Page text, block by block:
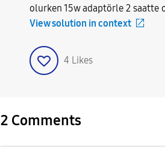
olurken 15w adaptörle 2 saatte
View solution in context
4 Likes
2 Comments